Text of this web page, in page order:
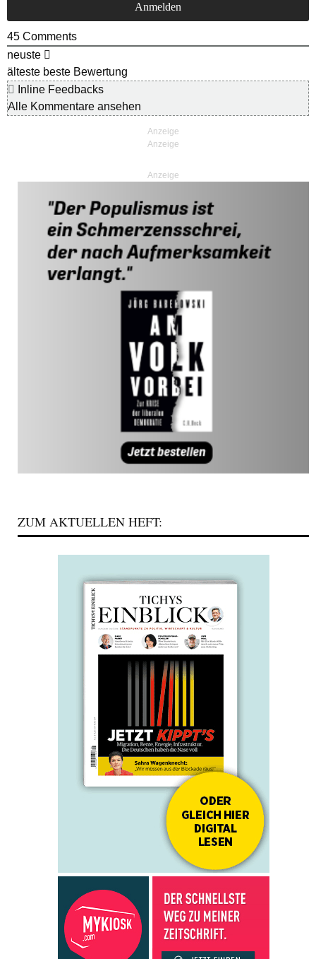
45 Comments
neuste
älteste beste Bewertung
Inline Feedbacks
Alle Kommentare ansehen
Anzeige
ZUM AKTUELLEN HEFT: